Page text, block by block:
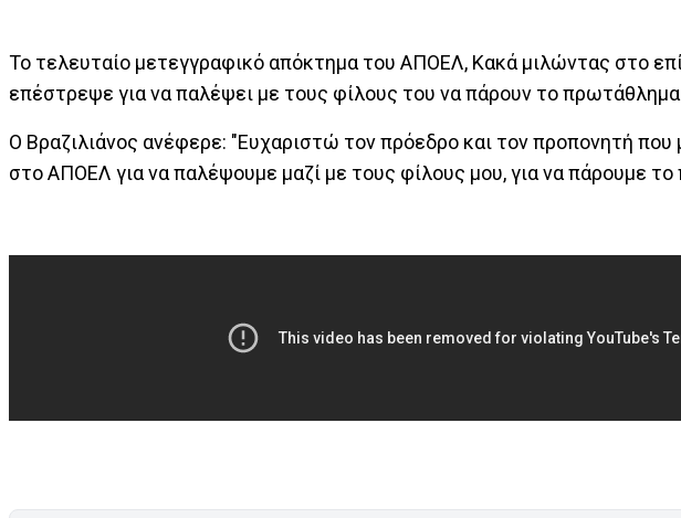
Το τελευταίο μετεγγραφικό απόκτημα του ΑΠΟΕΛ, Κακά μιλώντας στο
επέστρεψε για να παλέψει με τους φίλους του να πάρουν το πρωτάθλημα
Ο Βραζιλιάνος ανέφερε: "Ευχαριστώ τον πρόεδρο και τον προπονητή
στο ΑΠΟΕΛ για να παλέψουμε μαζί με τους φίλους μου, για να πάρουμε